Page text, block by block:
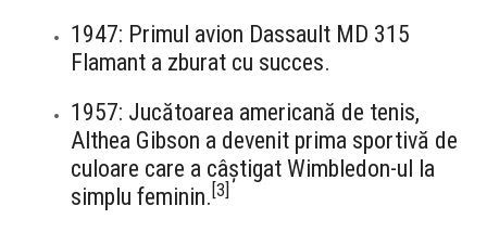
1947: Primul avion Dassault MD 315
Flamant a zburat cu succes.
1957: Jucătoarea americană de tenis,
Althea Gibson a devenit prima sportivă de
culoare care a câștigat Wimbledon-ul la
simplu feminin. [3]